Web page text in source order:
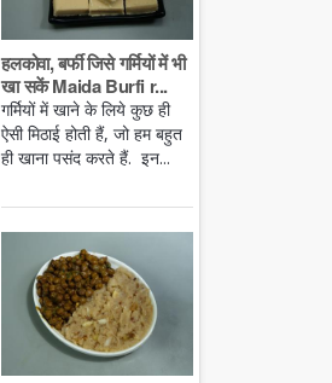
हलकोवा, बर्फी जिसे गर्मियों में भी
खा सकें Maida Burfi r...
गर्मियों में खाने के लिये कुछ ही
ऐसी मिठाई होती हैं, जो हम बहुत
ही खाना पसंद करते हैं. इन...